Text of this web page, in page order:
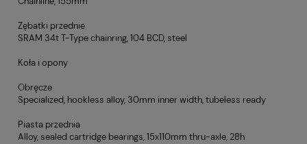
Zębatki przednie
SRAM 34t T-Type chainring, 104 BCD, steel
Koła i opony
Obręcze
Specialized, hookless alloy, 30mm inner width, tubeless ready
Piasta przednia
Alloy, sealed cartridge bearings, 15x110mm thru-axle, 28h